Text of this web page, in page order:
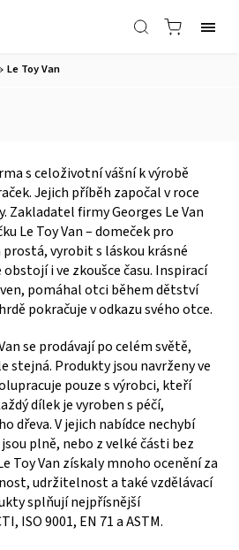
Le Toy Van
sceloživotní vášní k výrobě
ek.Jejich příběh započalv roce
Zakladatel firmy Georges Le Van
Le Toy Van – domeček pro
prostá, vyrobit s láskou krásné
i ve zkoušce času. Inspirací
pomáhal otci během dětství
pokračuje v odkazu svého otce.
se prodávají po celém světě,
stejná. Produkty jsou navrženy ve
pouze s výrobci, kteří
dílek je vyroben s péčí,
dřeva. V jejich nabídce nechybí
plně, nebo z velké části bez
Toy Van získaly mnoho ocenění za
udržitelnost a také vzdělávací
splňují nejpřísnější
ISO 9001, EN 71 a ASTM.